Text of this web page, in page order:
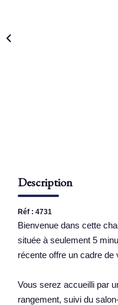
Description
Réf : 4731
Bienvenue dans cette
située à seulement 5
récente offre un cadre de
Vous serez accueilli par
rangement, suivi du